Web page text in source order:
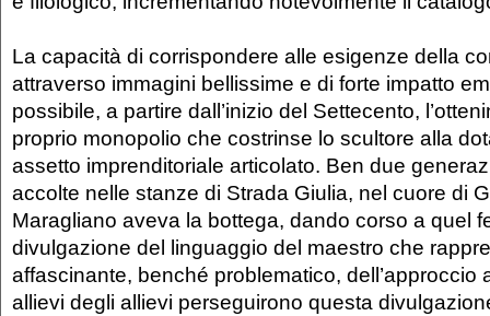
La capacità di corrispondere alle esigenze della
attraverso immagini bellissime e di forte impatto
possibile, a partire dall’inizio del Settecento,
proprio monopolio che costrinse lo scultore alla
assetto imprenditoriale articolato. Ben due
accolte nelle stanze di Strada Giulia, nel cuore di
Maragliano aveva la bottega, dando corso a quel
divulgazione del linguaggio del maestro che
affascinante, benché problematico, dell’approccio
allievi degli allievi perseguirono questa